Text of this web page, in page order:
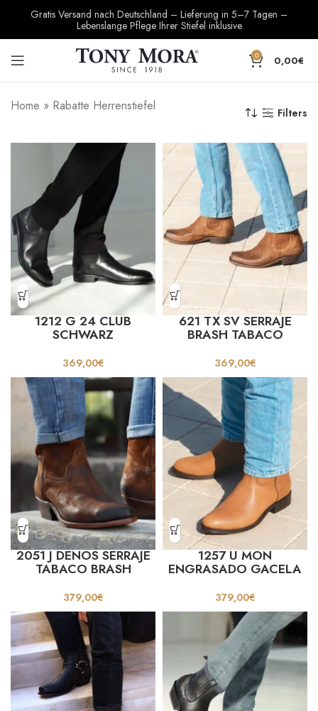
Gratis Versand nach Deutschland – Lieferung in 5–7 Tagen –
Lebenslange Pflege Ihrer Stiefel inklusive
0 0,00€
Home » Rabatte Herrenstiefel Filters
1212 G 24 CLUB
SCHWARZ
369,00€
621 TX SV SERRAJE
BRASH TABACO
369,00€
2051 J DENOS SERRAJE
TABACO BRASH
379,00€
1257 U MON
ENGRASADO GACELA
379,00€